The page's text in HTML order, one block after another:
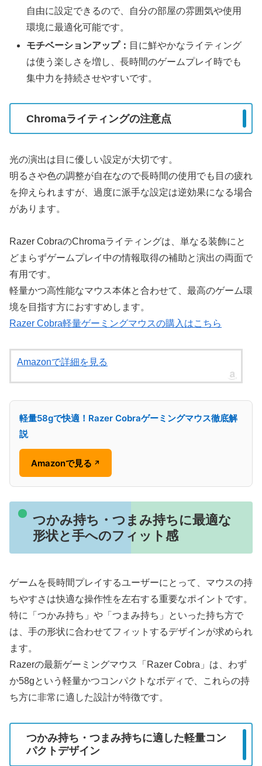
自由に設定できるので、自分の部屋の雰囲気や使用
環境に最適化可能です。
モチベーションアップ： 目に鮮やかなライティング
は使う楽しさを増し、長時間のゲームプレイ時でも
集中力を持続させやすいです。
Chromaライティングの注意点
光の演出は目に優しい設定が大切です。
明るさや色の調整が自在なので長時間の使用でも目の疲れ
を抑えられますが、過度に派手な設定は逆効果になる場合
があります。
Razer CobraのChromaライティングは、単なる装飾にと
どまらずゲームプレイ中の情報取得の補助と演出の両面で
有用です。
軽量かつ高性能なマウス本体と合わせて、最高のゲーム環
境を目指す方におすすめします。
Razer Cobra軽量ゲーミングマウスの購入はこちら
Amazonで詳細を見る
軽量58gで快適！Razer Cobraゲーミングマウス徹底解
説
Amazonで見る ↗
つかみ持ち・つまみ持ちに最適な
形状と手へのフィット感
ゲームを長時間プレイするユーザーにとって、マウスの持
ちやすさは快適な操作性を左右する重要なポイントです。
特に「つかみ持ち」や「つまみ持ち」といった持ち方で
は、手の形状に合わせてフィットするデザインが求められ
ます。
Razerの最新ゲーミングマウス「Razer Cobra」は、わず
か58gという軽量かつコンパクトなボディで、これらの持
ち方に非常に適した設計が特徴です。
つかみ持ち・つまみ持ちに適した軽量コン
パクトデザイン